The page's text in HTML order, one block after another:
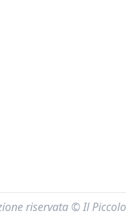
riservata © Il Piccolo